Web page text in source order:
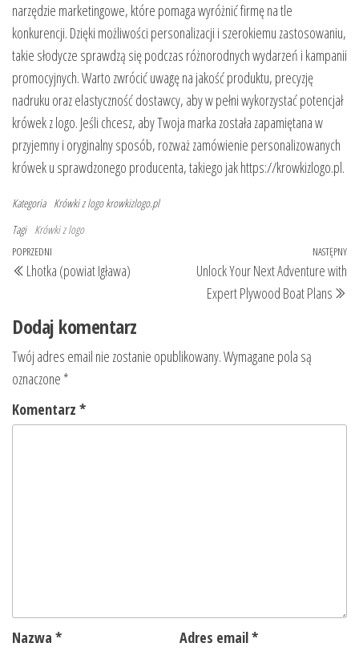
narzędzie marketingowe, które pomaga wyróżnić firmę na tle
konkurencji. Dzięki możliwości personalizacji i szerokiemu zastosowaniu,
takie słodycze sprawdzą się podczas różnorodnych wydarzeń i kampanii
promocyjnych. Warto zwrócić uwagę na jakość produktu, precyzję
nadruku oraz elastyczność dostawcy, aby w pełni wykorzystać potencjał
krówek z logo. Jeśli chcesz, aby Twoja marka została zapamiętana w
przyjemny i oryginalny sposób, rozważ zamówienie personalizowanych
krówek u sprawdzonego producenta, takiego jak https://krowkizlogo.pl.
Kategoria Krówki z logo krowkizlogo.pl
Tagi Krówki z logo
Nawigacja
wpisu
Poprzedni
wpis
POPRZEDNI
Lhotka (powiat Igława)
NASTĘPNY
Unlock Your Next Adventure with
Expert Plywood Boat Plans
Dodaj komentarz
Twój adres email nie zostanie opublikowany.Wymagane pola są
oznaczone *
Komentarz *
Nazwa * Adres email*